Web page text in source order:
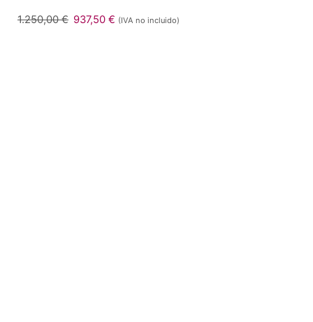
1.250,00€ 937,50 € (IVA no incluido)